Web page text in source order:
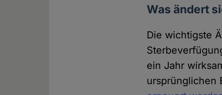
Was ändert
Die wichtigste
ein Jahr
ursprünglichen